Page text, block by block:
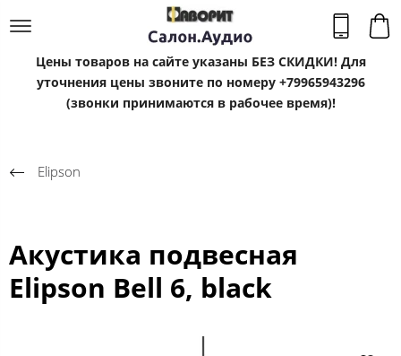
Цены товаров на сайте указаны БЕЗ СКИДКИ! Для
уточнения цены звоните по номеру +79965943296
(звонки принимаются в рабочее время)!
Elipson
Акустика подвесная
Elipson Bell 6, black